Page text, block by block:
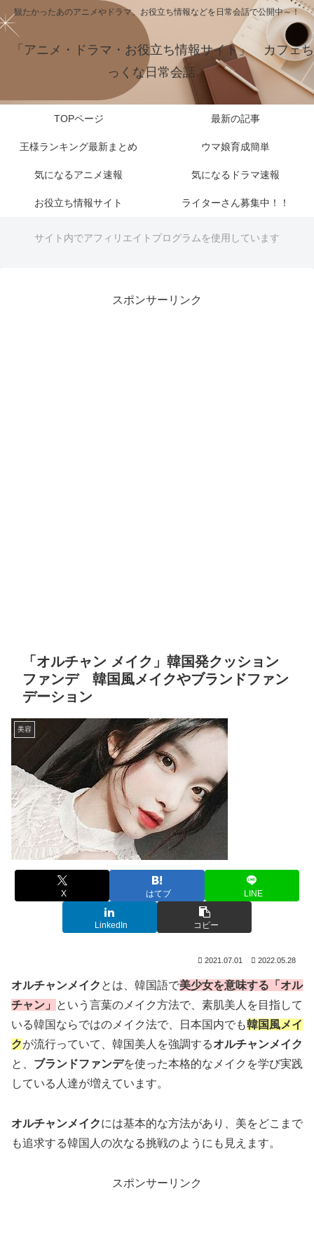
観たかったあのアニメやドラマ、お役立ち情報などを日常会話で公開中～！
「アニメ・ドラマ・お役立ち情報サイト」 カフェち
っくな日常会話
TOPページ 最新の記事
王様ランキング最新まとめ ウマ娘育成簡単
気になるアニメ速報 気になるドラマ速報
お役立ち情報サイト ライターさん募集中！！
サイト内でアフィリエイトプログラムを使用しています
スポンサーリンク
「オルチャン メイク」韓国発クッション
ファンデ 韓国風メイクやブランドファン
デーション
美容
X はてブ LINE
LinkedIn コピー
2021.07.01 2022.05.28
オルチャンメイク とは、韓国語で美少女を意味する「オル
チャン」
という言葉のメイク方法で、素肌美人を目指して
いる韓国ならではのメイク法で、日本国内でも韓国風メイ
クが流行っていて、韓国美人を強調するオルチャンメイク
と、 ブランドファンデを使った本格的なメイクを学び実践
している人達が増えています。
オルチャンメイクには基本的な方法があり、美をどこまで
も追求する韓国人の次なる挑戦のようにも見えます。
スポンサーリンク